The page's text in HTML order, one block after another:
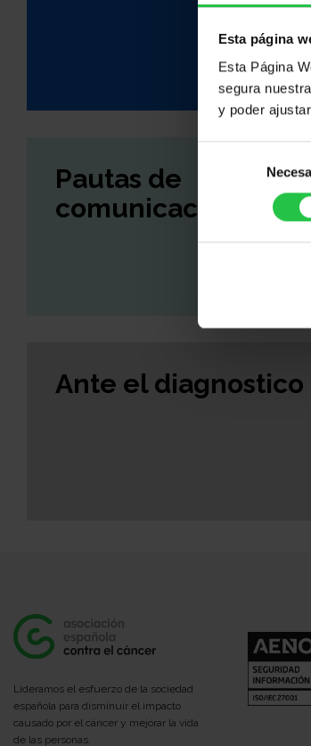
Esta página
Esta Página
segura
y poder
consentimiento
Pautas de
comunicación
Ante el diagnostico
Lideramos el esfuerzo de la sociedad
española para disminuir el impacto
causado por el cáncer y mejorar la vida
de las personas.